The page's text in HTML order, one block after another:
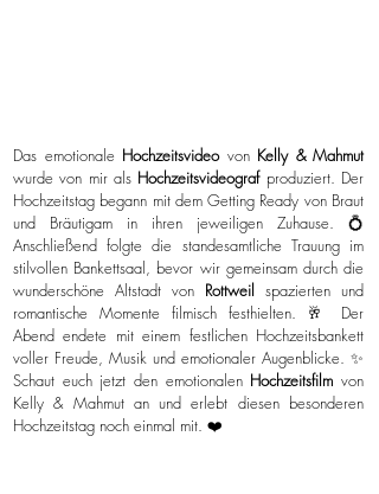
Das emotionale Hochzeitsvideovon Kelly & Mahmut
wurde von mir als Hochzeitsvideograf produziert. Der
Hochzeitstag begann mit dem Getting Ready von Braut
und Bräutigam in ihren jeweiligen Zuhause. 💍
Anschließend folgte die standesamtliche Trauung im
stilvollen Bankettsaal, bevor wir gemeinsam durch die
wunderschöne Altstadt von Rottweil spazierten und
romantische Momente filmisch festhielten. 🥂 Der
Abend endete mit einem festlichen Hochzeitsbankett
voller Freude, Musik und emotionaler Augenblicke. ✨
Schaut euch jetzt den emotionalen Hochzeitsfilmvon
Kelly & Mahmut an und erlebt diesen besonderen
Hochzeitstag noch einmal mit. ❤️